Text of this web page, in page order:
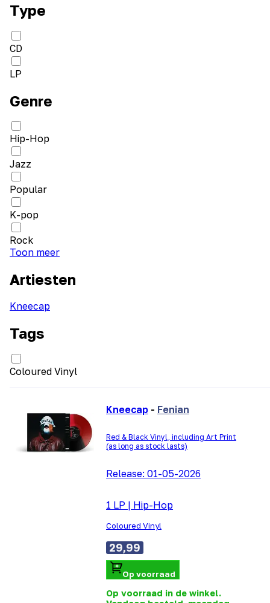
Type
CD
LP
Genre
Hip-Hop
Jazz
Popular
K-pop
Rock
Toon meer
Artiesten
Kneecap
Tags
Coloured Vinyl
Kneecap - Fenian
Red & Black Vinyl, including Art Print
(as long as stock lasts)
Release: 01-05-2026
1 LP | Hip-Hop
Coloured Vinyl
29,99
Op voorraad
Op voorraad in de winkel.